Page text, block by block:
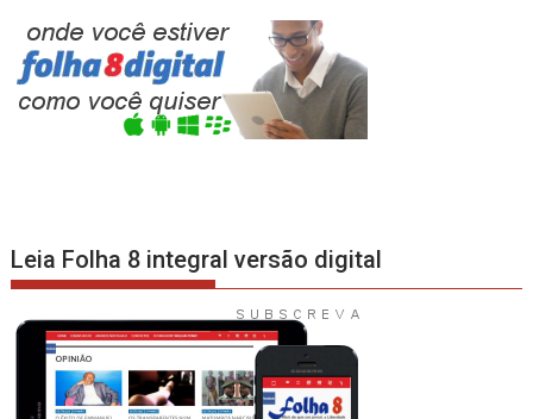
Leia Folha 8 integral versão digital